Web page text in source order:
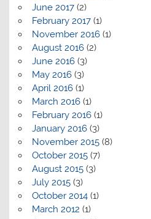
June 2017(2)
February 2017(1)
November 2016(1)
August 2016(2)
June 2016(3)
May 2016(3)
April 2016(1)
March 2016(1)
February 2016(1)
January 2016(3)
November 2015(8)
October 2015(7)
August 2015(3)
July 2015(3)
October 2014(1)
March 2012 (1)